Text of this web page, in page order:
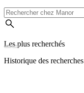
Les plus recherchés
Historique des recherches